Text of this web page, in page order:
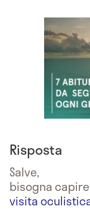
Risposta
Salve,
bisogna
visita